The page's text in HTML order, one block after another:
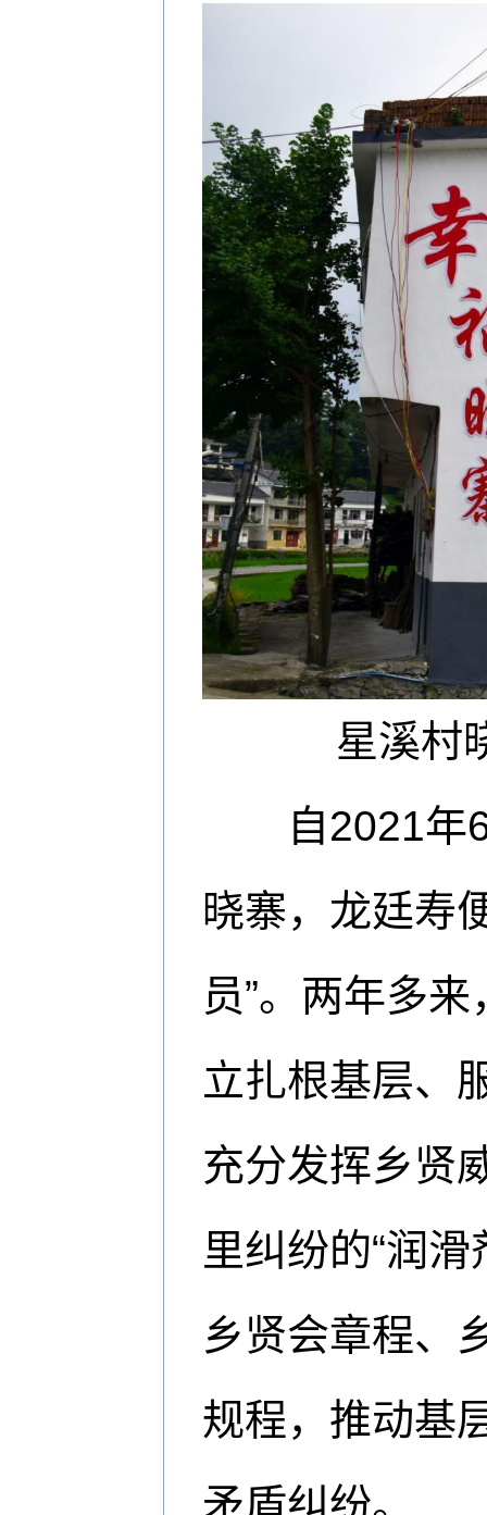
星溪村
自2021年6
晓寨，龙廷寿
员”。两年多
立扎根基层、
充分发挥乡贤
里纠纷的“润
乡贤会章程、
规程，推动基
矛盾纠纷。